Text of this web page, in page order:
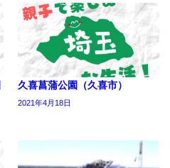
久喜菖蒲公園（久喜市）
2021年4月18日